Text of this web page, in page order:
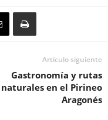
Artículo siguiente
Gastronomía y rutas
naturales en el Pirineo
Aragonés